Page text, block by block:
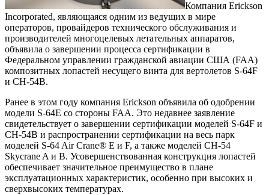
Компания Erickson
Incorporated, являющаяся одним из ведущих в мире
операторов, провайдеров технического обслуживания и
производителей многоцелевых летательных аппаратов,
объявила о завершении процесса сертификации в
Федеральном управлении гражданской авиации США (FAA)
композитных лопастей несущего винта для вертолетов S-64F
и CH-54B.
Ранее в этом году компания Erickson объявила об одобрении
модели S-64E со стороны FAA. Это недавнее заявление
свидетельствует о завершении сертификации моделей S-64F и
CH-54B и распространении сертификации на весь парк
моделей S-64 Air Crane® E и F, а также моделей CH-54
Skycrane A и B. Усовершенствованная конструкция лопастей
обеспечивает значительное преимущество в плане
эксплуатационных характеристик, особенно при высоких и
сверхвысоких температурах.